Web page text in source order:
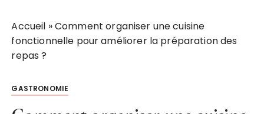
Accueil »Comment organiser une cuisine
fonctionnelle pour améliorer la préparation des
repas ?
GASTRONOMIE